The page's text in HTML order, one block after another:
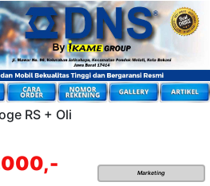
RS + Oli
Marketing